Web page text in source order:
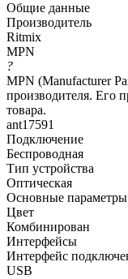
Общие данные
Производитель
Ritmix
MPN
?
MPN (Manufacturer
производителя. Его
товара.
ant17591
Подключение
Беспроводная
Тип устройства
Оптическая
Основные параметры
Цвет
Комбинирован
Интерфейсы
Интерфейс
USB